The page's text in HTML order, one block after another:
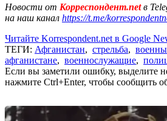
Новости от Корреспондент.netв
на наш канал https://t.me/
Читайте Korrespondent.net в Google
ТЕГИ: Афганистан, стрельба,
афганистане, военнослужащие,
Если вы заметили ошибку, выделите
нажмите Ctrl+Enter, чтобы сообщить